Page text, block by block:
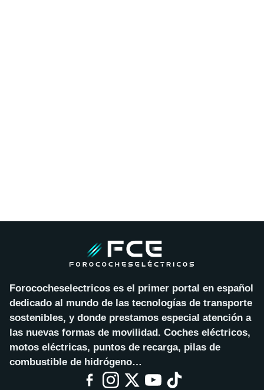
Forococheselectricos es el primer portal en español
dedicado al mundo de las tecnologías de transporte
sostenibles, y donde prestamos especial atención a
las nuevas formas de movilidad. Coches eléctricos,
motos eléctricas, puntos de recarga, pilas de
combustible de hidrógeno…